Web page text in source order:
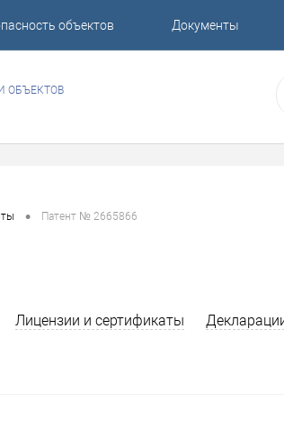
объектов Документы
ОБЪЕКТОВ
• Патент № 2665866
Лицензии и сертификаты